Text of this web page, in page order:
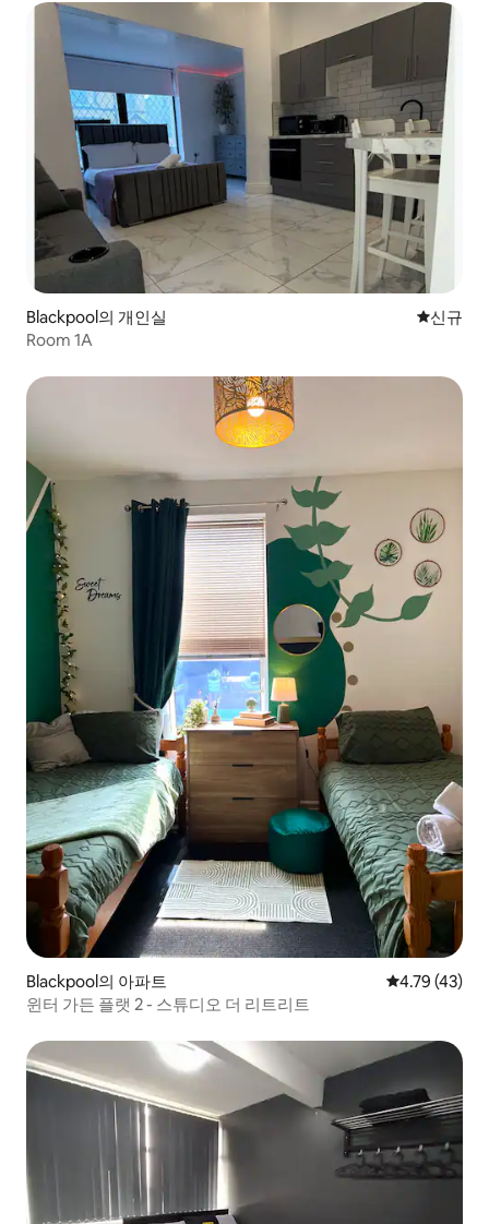
Blackpool의 개인실 신규 숙소
신규
Room 1A
Blackpool의 아파트 평점 4.79점
4.79 (43)
윈터 가든 플랫 2 - 스튜디오 더 리트리트